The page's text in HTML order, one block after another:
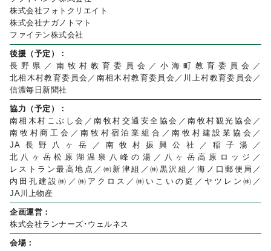
株式会社フォトクリエイト
株式会社ナガノトマト
ファイテン株式会社
後援（予定）：
長野県／南牧村教育委員会／小海町教育委員会／
北相木村教育委員会／南相木村教育委員会／川上村教育委員会／
信濃毎日新聞社
協力（予定）：
南相木村こぶし会／南牧村交通安全協会／南牧村観光協会／
南牧村商工会／南牧村宿泊業組合／南牧村建設業協会／
JA長野八ヶ岳／南牧村振興公社／稲子湯／
北八ヶ岳松原湖温泉八峰の湯／八ヶ岳高原ロッジ／
レストラン最高地点／㈱新津組／㈱黒沢組／海ノ口郵便局／
内田孔建設㈱／㈱アクロス／㈱いこいの庭／ヤツレン㈱／
JA川上物産
企画運営：
株式会社ランナーズ･ウェルネス
会場：